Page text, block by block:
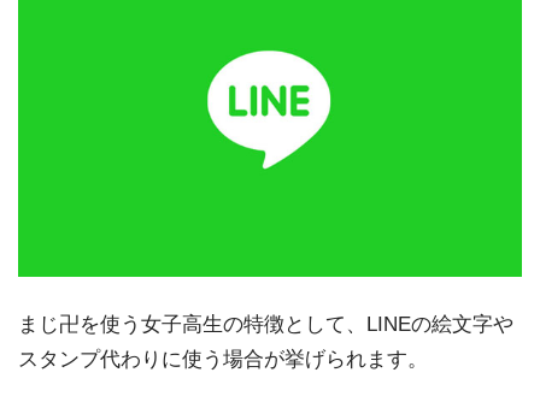
まじ卍を使う女子高生の特徴として、LINEの絵文字や
スタンプ代わりに使う場合が挙げられます。